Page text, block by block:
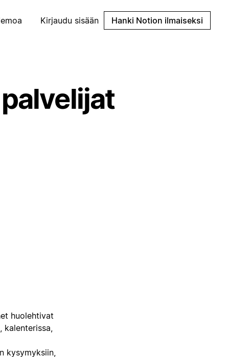
Kirjaudu sisään Hanki Notion ilmaiseksi
huolehtivat
kalenterissa,
kysymyksiin,